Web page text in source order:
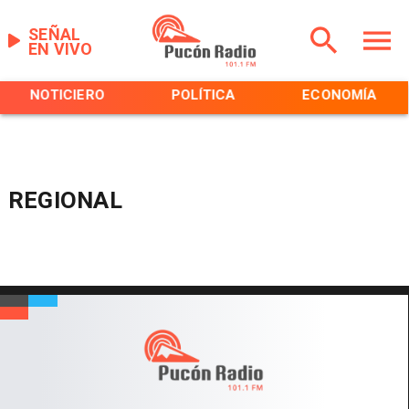
EN VIVO
SEÑAL
NOTICIERO POLÍTICA ECONOMÍA
REGIONAL